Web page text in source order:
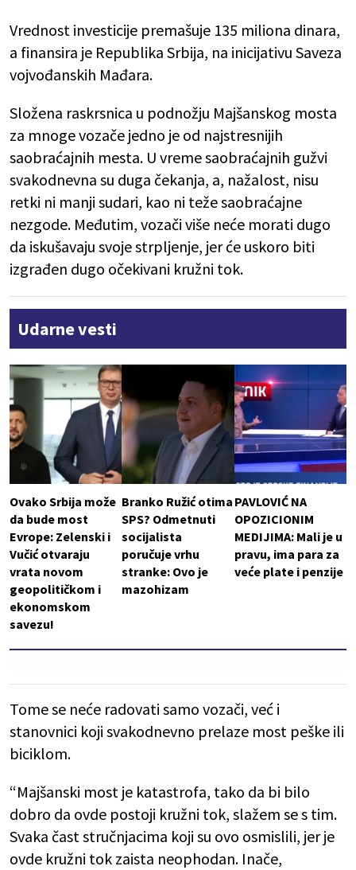
Vrednost investicije premašuje 135 miliona dinara,
a finansira je Republika Srbija, na inicijativu Saveza
vojvođanskih Mađara.
Složena raskrsnica u podnožju Majšanskog mosta
za mnoge vozače jedno je od najstresnijih
saobraćajnih mesta. U vreme saobraćajnih gužvi
svakodnevna su duga čekanja, a, nažalost, nisu
retki ni manji sudari, kao ni teže saobraćajne
nezgode. Međutim, vozači više neće morati dugo
da iskušavaju svoje strpljenje, jer će uskoro biti
izgrađen dugo očekivani kružni tok.
Udarne vesti
Ovako Srbija može
da bude most
Evrope: Zelenski i
Vučić otvaraju
vrata novom
geopolitičkom i
ekonomskom
savezu!
Branko Ružić otima
SPS? Odmetnuti
socijalista
poručuje vrhu
stranke: Ovo je
mazohizam
PAVLOVIĆ NA
OPOZICIONIM
MEDIJIMA: Mali je u
pravu, ima para za
veće plate i penzije
Tome se neće radovati samo vozači, već i
stanovnici koji svakodnevno prelaze most peške ili
biciklom.
“Majšanski most je katastrofa, tako da bi bilo
dobro da ovde postoji kružni tok, slažem se s tim.
Svaka čast stručnjacima koji su ovo osmislili, jer je
ovde kružni tok zaista neophodan. Inače,